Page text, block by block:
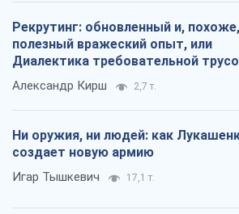
Рекрутинг: обновленный и, похоже,
полезный вражеский опыт, или
Диалектика требовательной
Александр Кирш 2,7 т.
Ни оружия, ни людей: как
создает новую армию
Игар Тышкевич 17,1 т.